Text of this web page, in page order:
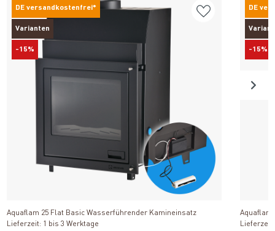
DE versandkostenfrei*
Varianten
-15%
Aquaflam 25 Flat Basic Wasserführender Kamineinsatz
Lieferzeit: 1 bis 3 Werktage
DE
-15%
Aquaflam